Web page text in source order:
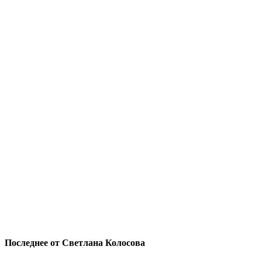
Последнее от Светлана Колосова